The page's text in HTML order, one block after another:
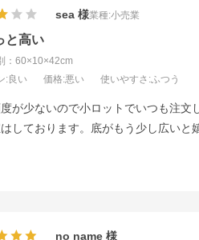
と高い
：60×10×42cm
:良い 価格:悪い 使いやすさ :ふつう
sea 業種:小売業
が少ないので小ロットでいつも注
しております。底がもう少し広いと
no name